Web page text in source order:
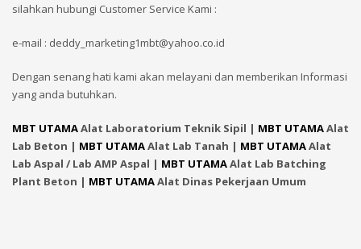
silahkan hubungi Customer Service Kami :
e-mail : deddy_marketing1mbt@yahoo.co.id
Dengan senang hati kami akan melayani dan memberikan Informasi
yang anda butuhkan.
MBT UTAMAAlat Laboratorium Teknik Sipil | MBT UTAMAAlat
Lab Beton | MBT UTAMAAlat Lab Tanah | MBT UTAMAAlat
Lab Aspal / Lab AMP Aspal | MBT UTAMAAlat Lab Batching
Plant Beton | MBT UTAMAAlat Dinas Pekerjaan Umum